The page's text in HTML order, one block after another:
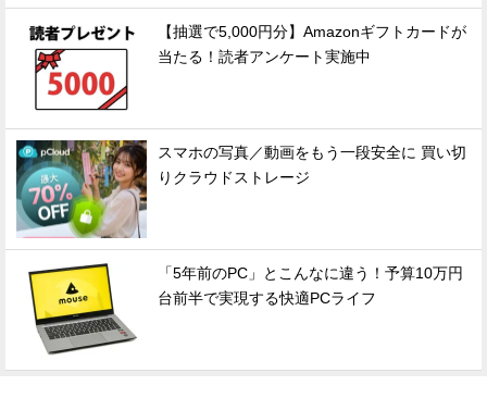
【抽選で5,000円分】Amazonギフトカードが
当たる！読者アンケート実施中
スマホの写真／動画をもう一段安全に 買い切
りクラウドストレージ
「5年前のPC」とこんなに違う！予算10万円
台前半で実現する快適PCライフ